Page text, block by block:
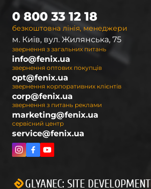
безкоштовна лінія, менеджери
0 800 33 12 18
м. Київ, вул. Жилянська, 75
звернення з загальних питань
info@fenix.ua
звернення оптових покупців
opt@fenix.ua
звернення корпоративних клієнтів
corp@fenix.ua
звернення з питань реклами
marketing@fenix.ua
сервісний центр
service@fenix.ua
GLYANEC: SITE DEVELOPMENT